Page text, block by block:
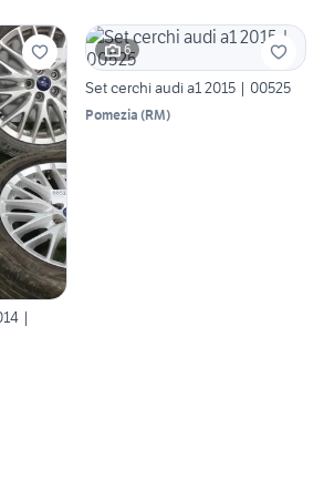
|
6
Set cerchi audi a1 2015 | 00525
Pomezia (RM)